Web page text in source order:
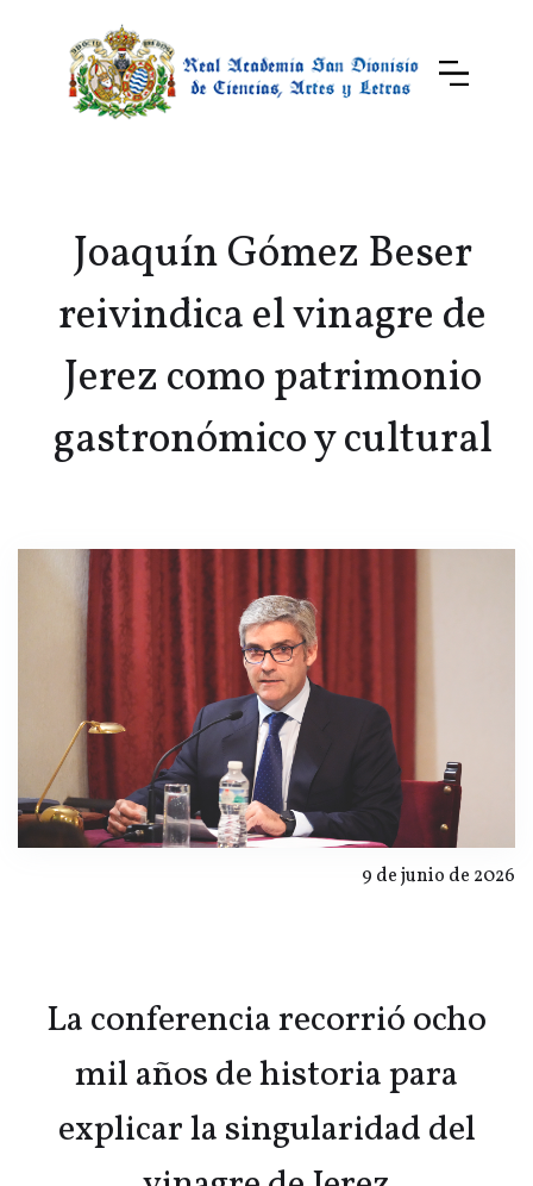
Joaquín Gómez Beser
reivindica el vinagre de
Jerez como patrimonio
gastronómico y cultural
9 de junio de 2026
La conferencia recorrió ocho
mil años de historia para
explicar la singularidad del